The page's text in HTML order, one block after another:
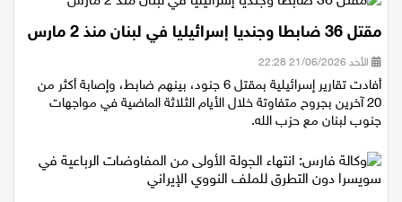
مقتل 36 ضابطا وجنديا إسرائيليا في لبنان منذ 2 مارس
الأحد 21/06/2026 22:28
أفادت تقارير إسرائيلية بمقتل 6 جنود، بينهم ضابط، وإصابة أكثر من
20 آخرين بجروح متفاوتة خلال الأيام الثلاثة الماضية في مواجهات
جنوب لبنان مع حزب الله.